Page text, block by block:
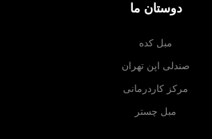
دوستان ما
مبل کده
صندلی اپن تهران
مرکز کاردرمانی
مبل چستر